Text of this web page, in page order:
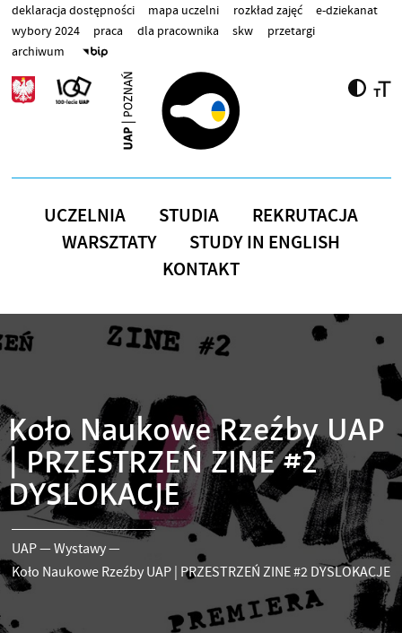
Przejdź do treści
deklaracja dostępności mapa uczelni rozkład zajęć
e-dziekanat
wybory 2024
praca dla pracownika skw
przetargi
archiwum
UCZELNIA STUDIA
REKRUTACJA
WARSZTATY
STUDY IN ENGLISH
KONTAKT
Koło Naukowe Rzeźby UAP
| PRZESTRZEŃ ZINE #2
DYSLOKACJE
UAP—Wystawy—
Koło Naukowe Rzeźby UAP | PRZESTRZEŃ ZINE #2 DYSLOKACJE